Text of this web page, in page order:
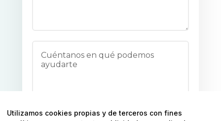
Utilizamos cookies propias y de terceros con fines